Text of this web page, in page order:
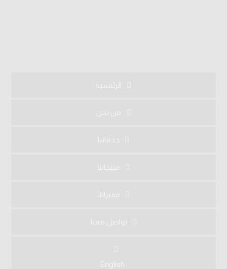
الرئيسية
من نحن
خدماتنا
منتجاتنا
مميزاتنا
تواصل معنا
English